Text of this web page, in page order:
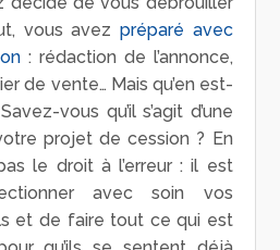
vous avez préparé avec
: rédaction de l’annonce,
de vente… Mais qu’en est-
vous qu’il s’agit d’une
projet de cession ? En
le droit à l’erreur : il est
avec soin vos
et de faire tout ce qui est